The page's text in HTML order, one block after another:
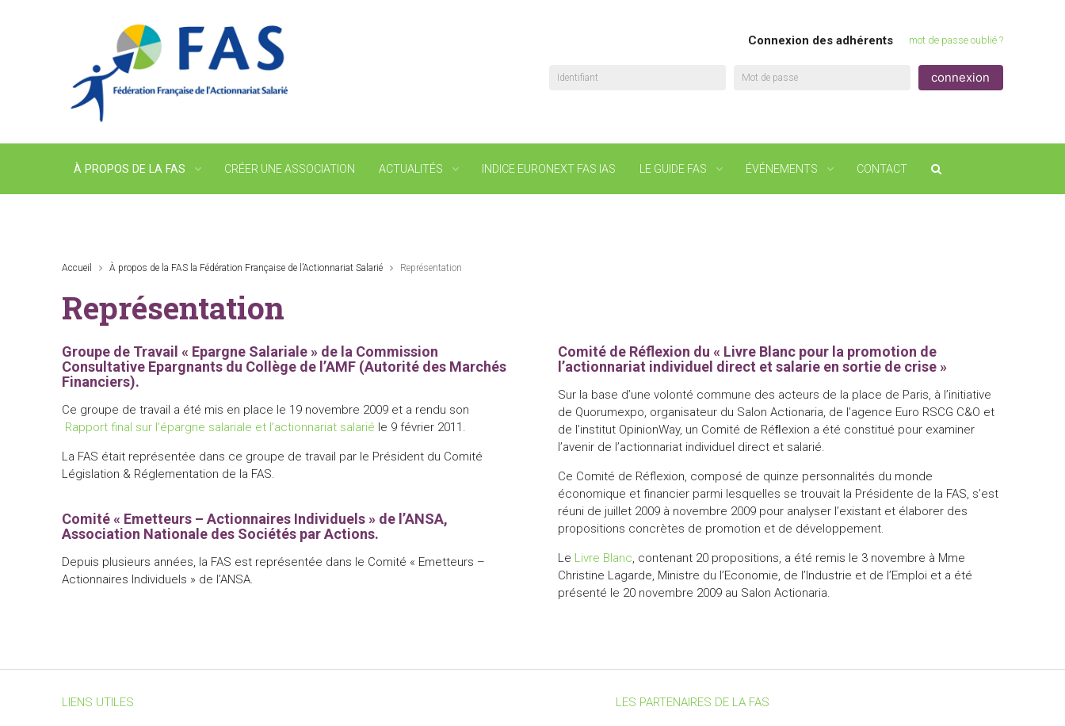
Connexion des adhérents mot de passe oublié ?
Identifiant Mot de passe
À PROPOS DE LA FAS CRÉER UNE ASSOCIATION ACTUALITÉS INDICE EURONEXT FAS IAS LE GUIDE FAS ÉVÉNEMENTS CONTACT
Accueil À propos de la FAS la Fédération Française de l’Actionnariat Salarié Représentation
Représentation
Groupe de Travail « Epargne Salariale » de la Commission
Consultative Epargnants du Collège de l’AMF (Autorité des Marchés
Financiers).
Ce groupe de travail a été mis en place le 19 novembre 2009 et a rendu son
Rapport final sur l’épargne salariale et l’actionnariat salarié le 9 février 2011.
La FAS était représentée dans ce groupe de travail par le Président du Comité
Législation & Réglementation de la FAS.
Comité « Emetteurs – Actionnaires Individuels » de l’ANSA,
Association Nationale des Sociétés par Actions.
Depuis plusieurs années, la FAS est représentée dans le Comité « Emetteurs –
Actionnaires Individuels » de l’ANSA.
Comité de Réflexion du « Livre Blanc pour la promotion de
l’actionnariat individuel direct et salarie en sortie de crise »
Sur la base d’une volonté commune des acteurs de la place de Paris, à l’initiative
de Quorumexpo, organisateur du Salon Actionaria, de l’agence Euro RSCG C&O et
de l’institut OpinionWay, un Comité de Réﬂexion a été constitué pour examiner
l’avenir de l’actionnariat individuel direct et salarié.
Ce Comité de Réflexion, composé de quinze personnalités du monde
économique et financier parmi lesquelles se trouvait la Présidente de la FAS, s’est
réuni de juillet 2009 à novembre 2009 pour analyser l’existant et élaborer des
propositions concrètes de promotion et de développement.
Le Livre Blanc, contenant 20 propositions, a été remis le 3 novembre à Mme
Christine Lagarde, Ministre du l’Economie, de l’Industrie et de l’Emploi et a été
présenté le 20 novembre 2009 au Salon Actionaria.
LIENS UTILES LES PARTENAIRES DE LA FAS